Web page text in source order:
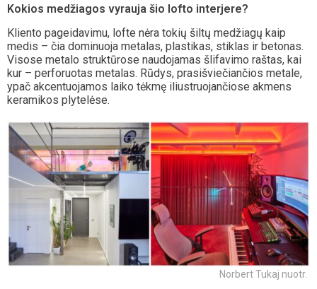
Kokios medžiagos vyrauja šio lofto interjere?
Kliento pageidavimu, lofte nėra tokių šiltų medžiagų kaip
medis – čia dominuoja metalas, plastikas, stiklas ir betonas.
Visose metalo struktūrose naudojamas šlifavimo raštas, kai
kur – perforuotas metalas. Rūdys, prasišviečiančios metale,
ypač akcentuojamos laiko tėkmę iliustruojančiose akmens
keramikos plytelėse.
Norbert Tukaj nuotr.